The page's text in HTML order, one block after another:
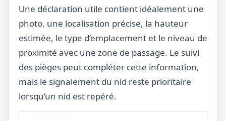
Une déclaration utile contient idéalement une
photo, une localisation précise, la hauteur
estimée, le type d’emplacement et le niveau de
proximité avec une zone de passage. Le suivi
des pièges peut compléter cette information,
mais le signalement du nid reste prioritaire
lorsqu’un nid est repéré.